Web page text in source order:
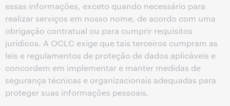
essas informações, exceto quando necessário para
realizar serviços em nosso nome, de acordo com uma
obrigação contratual ou para cumprir requisitos
jurídicos. A OCLC exige que tais terceiros cumpram as
leis e regulamentos de proteção de dados aplicáveis e
concordem em implementar e manter medidas de
segurança técnicas e organizacionais adequadas para
proteger suas informações pessoais.